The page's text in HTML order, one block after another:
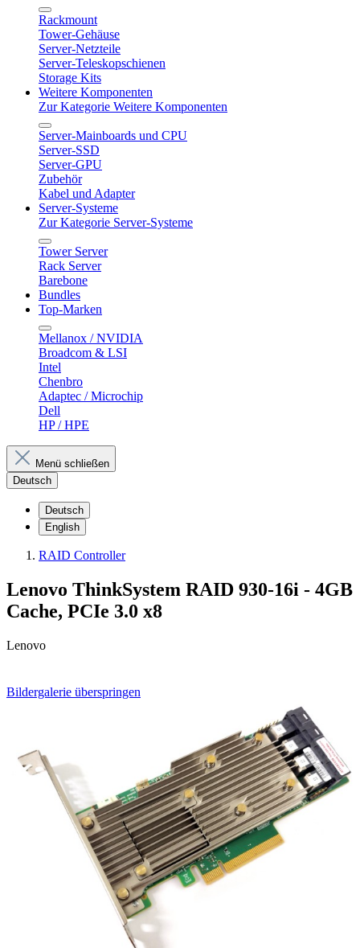
Rackmount
Tower-Gehäuse
Server-Netzteile
Server-Teleskopschienen
Storage Kits
Weitere Komponenten
Zur Kategorie Weitere Komponenten
Server-Mainboards und CPU
Server-SSD
Server-GPU
Zubehör
Kabel und Adapter
Server-Systeme
Zur Kategorie Server-Systeme
Tower Server
Rack Server
Barebone
Bundles
Top-Marken
Mellanox / NVIDIA
Broadcom & LSI
Intel
Chenbro
Adaptec / Microchip
Dell
HP / HPE
Menü schließen
Deutsch
Deutsch
English
RAID Controller
Lenovo ThinkSystem RAID 930-16i - 4GB
Cache, PCIe 3.0 x8
Lenovo
Bildergalerie überspringen